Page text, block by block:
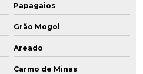
Papagaios
Grão Mogol
Areado
Carmo de Minas